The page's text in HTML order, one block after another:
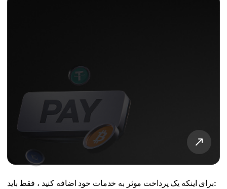
برای اینکه یک پرداخت موثر به خدمات خود اضافه کنید ، فقط باید: